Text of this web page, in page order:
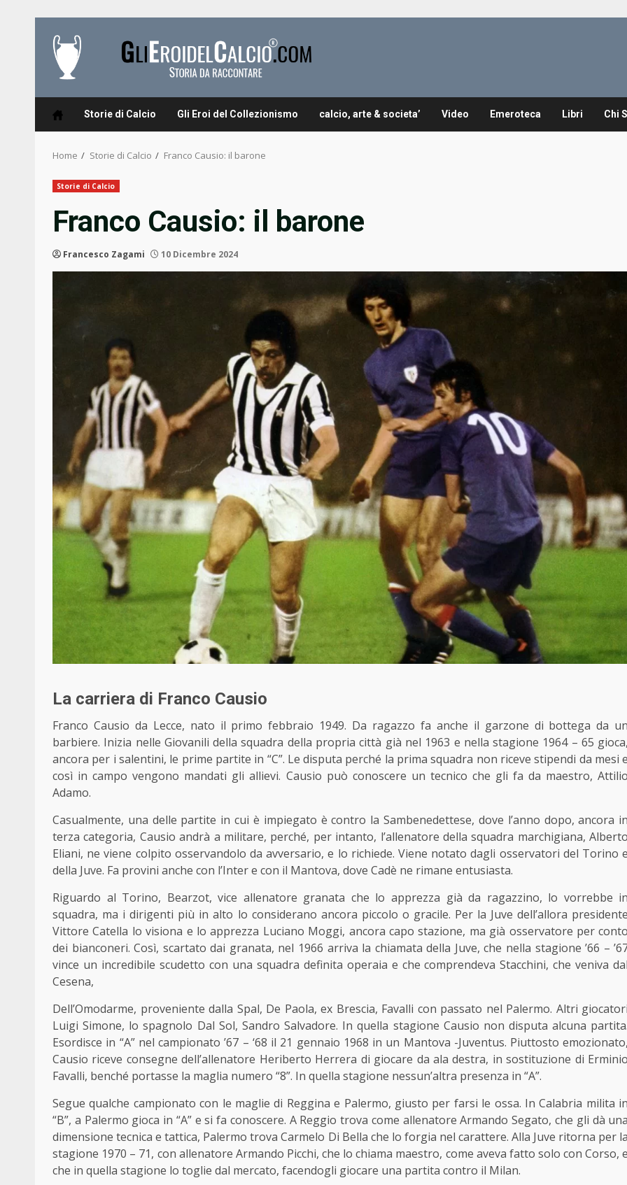
content
Storie di Calcio Gli Eroi del Collezionismo calcio, arte & societa’ Video Emeroteca Libri Chi
Home Storie di Calcio Franco Causio: il barone
Storie di Calcio
Franco Causio: il barone
Francesco Zagami 10 Dicembre 2024
La carriera di Franco Causio
Franco Causio da Lecce, nato il primo febbraio 1949. Da ragazzo fa anche il garzone di bottega da un
barbiere. Inizia nelle Giovanili della squadra della propria città già nel 1963 e nella stagione 1964 – 65 gioca,
ancora per i salentini, le prime partite in “C”. Le disputa perché la prima squadra non riceve stipendi da mesi e
così in campo vengono mandati gli allievi. Causio può conoscere un tecnico che gli fa da maestro, Attilio
Adamo.
Casualmente, una delle partite in cui è impiegato è contro la Sambenedettese, dove l’anno dopo, ancora in
terza categoria, Causio andrà a militare, perché, per intanto, l’allenatore della squadra marchigiana, Alberto
Eliani, ne viene colpito osservandolo da avversario, e lo richiede. Viene notato dagli osservatori del Torino e
della Juve. Fa provini anche con l’Inter e con il Mantova, dove Cadè ne rimane entusiasta.
Riguardo al Torino, Bearzot, vice allenatore granata che lo apprezza già da ragazzino, lo vorrebbe in
squadra, ma i dirigenti più in alto lo considerano ancora piccolo o gracile. Per la Juve dell’allora presidente
Vittore Catella lo visiona e lo apprezza Luciano Moggi, ancora capo stazione, ma già osservatore per conto
dei bianconeri. Così, scartato dai granata, nel 1966 arriva la chiamata della Juve, che nella stagione ’66 –
vince un incredibile scudetto con una squadra definita operaia e che comprendeva Stacchini, che veniva dal
Cesena,
Dell’Omodarme, proveniente dalla Spal, De Paola, ex Brescia, Favalli con passato nel Palermo. Altri giocatori
Luigi Simone, lo spagnolo Dal Sol, Sandro Salvadore. In quella stagione Causio non disputa alcuna partita.
Esordisce in “A” nel campionato ’67 – ‘68 il 21 gennaio 1968 in un Mantova -Juventus. Piuttosto emozionato,
Causio riceve consegne dell’allenatore Heriberto Herrera di giocare da ala destra, in sostituzione di Erminio
Favalli, benché portasse la maglia numero “8”. In quella stagione nessun’altra presenza in “A”.
Segue qualche campionato con le maglie di Reggina e Palermo, giusto per farsi le ossa. In Calabria milita in
“B”, a Palermo gioca in “A” e si fa conoscere. A Reggio trova come allenatore Armando Segato, che gli dà una
dimensione tecnica e tattica, Palermo trova Carmelo Di Bella che lo forgia nel carattere. Alla Juve ritorna per la
stagione 1970 – 71, con allenatore Armando Picchi, che lo chiama maestro, come aveva fatto solo con Corso, e
che in quella stagione lo toglie dal mercato, facendogli giocare una partita contro il Milan.